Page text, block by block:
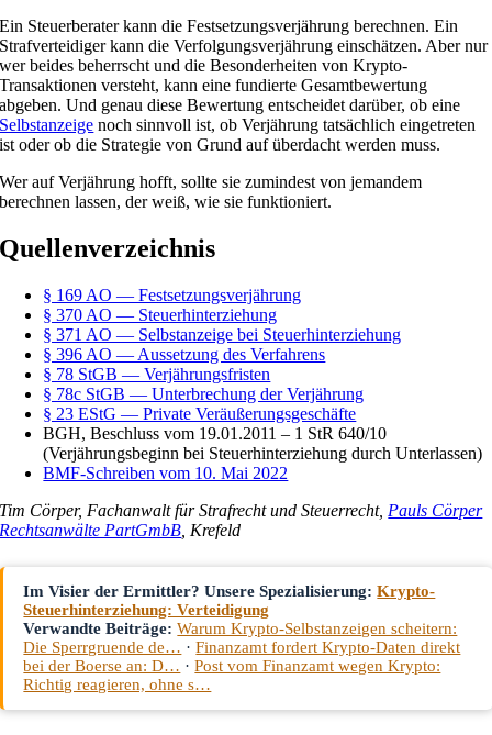
Ein Steuerberater kann die Festsetzungsverjährung berechnen. Ein
Strafverteidiger kann die Verfolgungsverjährung einschätzen. Aber nur
wer beides beherrscht und die Besonderheiten von Krypto-
Transaktionen versteht, kann eine fundierte Gesamtbewertung
abgeben. Und genau diese Bewertung entscheidet darüber, ob eine
Selbstanzeige noch sinnvoll ist, ob Verjährung tatsächlich eingetreten
ist oder ob die Strategie von Grund auf überdacht werden muss.
Wer auf Verjährung hofft, sollte sie zumindest von jemandem
berechnen lassen, der weiß, wie sie funktioniert.
Quellenverzeichnis
§ 169 AO — Festsetzungsverjährung
§ 370 AO — Steuerhinterziehung
§ 371 AO — Selbstanzeige bei Steuerhinterziehung
§ 396 AO — Aussetzung des Verfahrens
§ 78 StGB — Verjährungsfristen
§ 78c StGB — Unterbrechung der Verjährung
§ 23 EStG — Private Veräußerungsgeschäfte
BGH, Beschluss vom 19.01.2011 – 1 StR 640/10
(Verjährungsbeginn bei Steuerhinterziehung durch Unterlassen)
BMF-Schreiben vom 10. Mai 2022
Tim Cörper, Fachanwalt für Strafrecht und Steuerrecht, Pauls Cörper
Rechtsanwälte PartGmbB , Krefeld
Im Visier der Ermittler? Unsere Spezialisierung: Krypto-
Steuerhinterziehung: Verteidigung
Verwandte Beiträge: Warum Krypto-Selbstanzeigen scheitern:
Die Sperrgruende de… ·Finanzamt fordert Krypto-Daten direkt
bei der Boerse an: D… ·Post vom Finanzamt wegen Krypto:
Richtig reagieren, ohne s…